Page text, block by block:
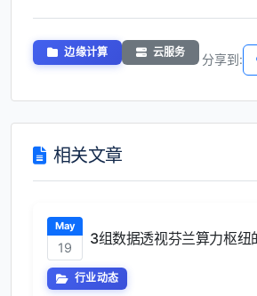
边缘计算 云服务 分享到:
相关文章
May
19
3组数据透视芬兰算力枢纽
行业动态